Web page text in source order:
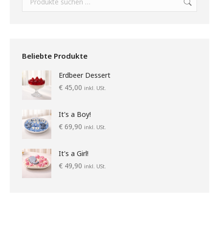
Beliebte Produkte
Erdbeer Dessert
€ 45,00 inkl. USt.
It's a Boy!
€ 69,90 inkl. USt.
It's a Girl!
€ 49,90 inkl. USt.